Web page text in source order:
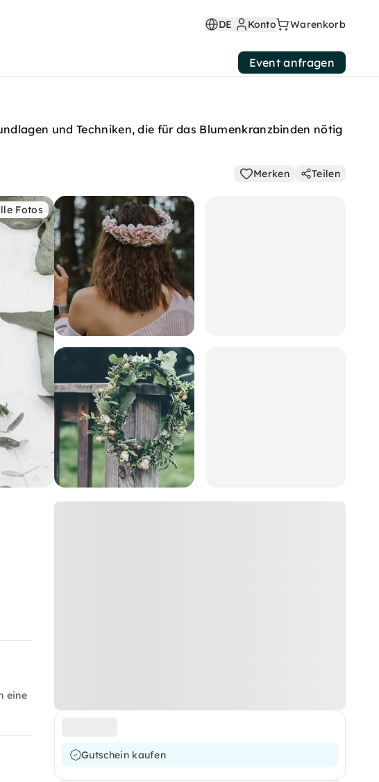
DE Konto Warenkorb
Event anfragen
und Techniken, die für das Blumenkranzbinden nötig
Merken Teilen
Fotos
Gutschein kaufen
eine